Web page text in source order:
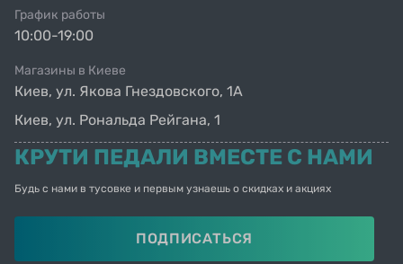
График работы
10:00-19:00
Магазины в Киеве
Киев, ул. Якова Гнездовского, 1А
Киев, ул. Рональда Рейгана, 1
КРУТИ ПЕДАЛИ ВМЕСТЕ С НАМИ
Будь с нами в тусовке и первым узнаешь о скидках и акциях
ПОДПИСАТЬСЯ